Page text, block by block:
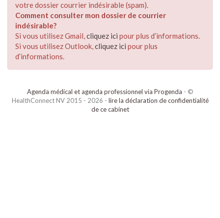
votre dossier courrier indésirable (spam).
Comment consulter mon dossier de courrier
indésirable?
Si vous utilisez Gmail,cliquez ici pour plus d’informations.
Si vous utilisez Outlook,cliquez ici pour plus
d’informations.
Agenda médical et agenda professionnel via Progenda - ©
HealthConnect NV 2015 - 2026 - lire la déclaration de confidentialité
de ce cabinet